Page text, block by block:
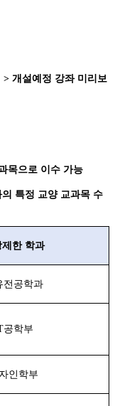
> 개설예정 강좌 미리보
목으로 이수 가능
특정 교양 교과목 수
제한 학과
전공학과
공학부
인학부